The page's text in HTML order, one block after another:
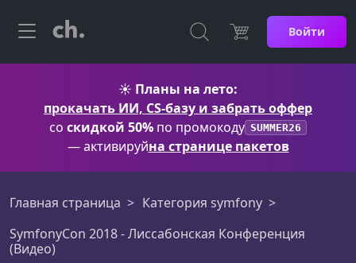
Войти
☀️ Планы на лето:
прокачать ИИ, CS-базу и забрать оффер
со скидкой 50% по промокоду SUMMER26
— активируйна странице пакетов
Главная страница
Категория symfony
SymfonyCon 2018 - Лиссабонская Конференция
(Видео)